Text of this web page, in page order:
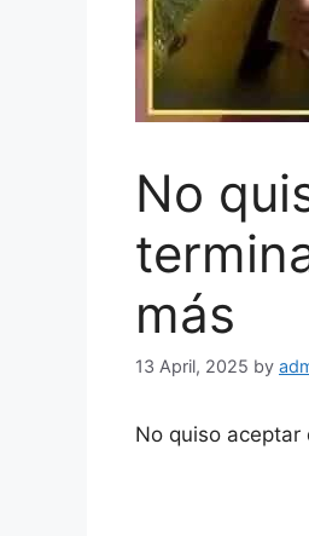
No
más
13 April, 2025 by
No quiso